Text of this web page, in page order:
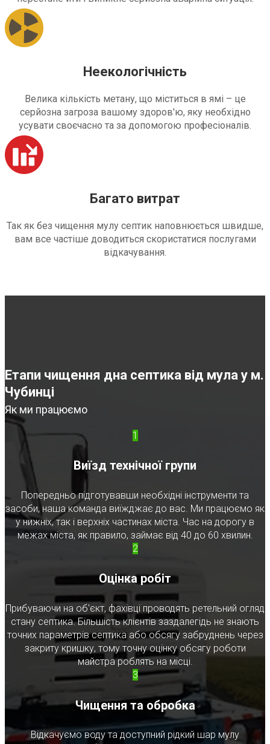
Неекологічність
Велика кількість метану, що міститься в ямі – це
серйозна загроза вашому здоров'ю, яку необхідно
усувати своєчасно та за допомогою професіоналів.
Багато витрат
Так як без чищення мулу септик наповнюється швидше,
вам все частіше доводиться скористатися послугами
відкачування.
Етапи чищення дна септика від мула у м.
Чубинці
Як ми працюємо
1
Виїзд технічної групи
Попередньо підготувавши необхідні інструменти та
засоби, наша команда виїжджає до вас. Ми працюємо як
у нижніх, так і верхніх частинах міста. Час на дорогу в
межах міста, як правило, займає від 40 до 60 хвилин.
2
Оцінка робіт
Прибуваючи на об'єкт, фахівці проводять ретельний огляд
стану септика. Більшість клієнтів заздалегідь не знають
точних параметрів септика або обсягу забруднень через
закриту кришку, тому точну оцінку обсягу роботи
майстра роблять на місці.
3
Чищення та обробка
Відкачуємо воду та доступний рідкий шар мулу